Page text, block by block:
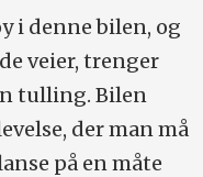
i denne bilen, og
veier, trenger
tulling. Bilen
der man må
på en måte